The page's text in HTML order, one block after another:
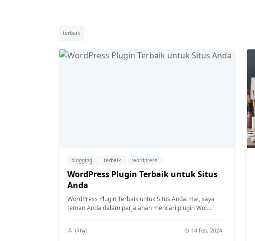
terbaik
blogging terbaik wordpress
WordPress Plugin Terbaik untuk Situs
Anda
WordPress Plugin Terbaik untuk Situs Anda. Hai, saya
teman Anda dalam perjalanan mencari plugin Wor...
iRhyt 14 Feb, 2024